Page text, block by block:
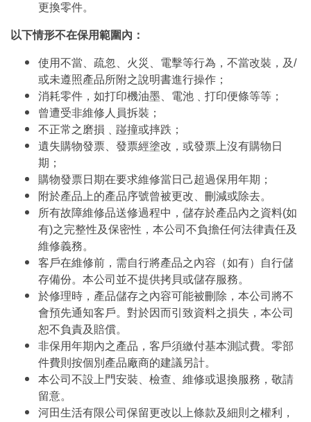
更換零件。
以下情形不在保用範圍內：
使用不當、疏忽、火災、電擊等行為，不當改裝，及/
或未遵照產品所附之說明書進行操作；
消耗零件，如打印機油墨、電池﹑打印便條等等；
曾遭受非維修人員拆裝；
不正常之磨損﹑踫撞或摔跌；
遺失購物發票、發票經塗改，或發票上沒有購物日
期；
購物發票日期在要求維修當日己超過保用年期；
附於產品上的產品序號曾被更改、刪減或除去。
所有故障維修品送修過程中，儲存於產品內之資料(如
有)之完整性及保密性，本公司不負擔任何法律責任及
維修義務。
客戶在維修前，需自行將產品之內容（如有）自行儲
存備份。本公司並不提供拷貝或儲存服務。
於修理時，產品儲存之內容可能被刪除，本公司將不
會預先通知客戶。對於因而引致資料之損失，本公司
恕不負責及賠償。
非保用年期內之產品，客戶須繳付基本測試費。零部
件費則按個別產品廠商的建議另計。
本公司不設上門安裝、檢查、維修或退換服務，敬請
留意。
河田生活有限公司保留更改以上條款及細則之權利，